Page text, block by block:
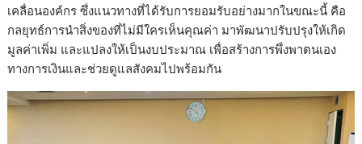
เคลื่อนองค์กร ซึ่งแนวทางที่ได้รับการยอมรับอย่างมากในขณะนี้ คือ
กลยุทธ์การนำสิ่งของที่ไม่มีใครเห็นคุณค่า มาพัฒนาปรับปรุงให้เกิด
มูลค่าเพิ่ม และแปลงให้เป็นงบประมาณ เพื่อสร้างการพึ่งพาตนเอง
ทางการเงินและช่วยดูแลสังคมไปพร้อมกัน